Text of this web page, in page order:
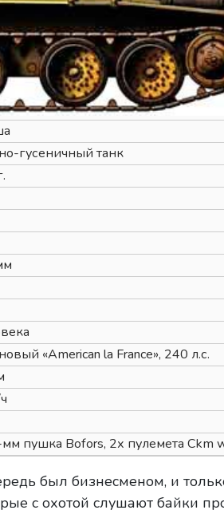
гусеничный танк
«American la France», 240 л.с.
пушка Bofors, 2х пулемета Ckm
был бизнесменом, и
с охотой слушают байки